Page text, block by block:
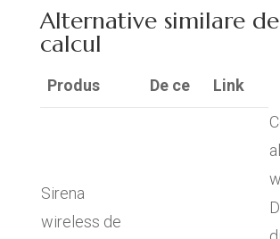
Alternative similare
calcul
Produs De ce Link
Sirena
wireless de